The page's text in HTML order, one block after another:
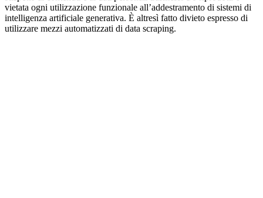
vietata ogni utilizzazione funzionale all’addestramento di sistemi di
intelligenza artificiale generativa. È altresì fatto divieto espresso di
utilizzare mezzi automatizzati di data scraping.